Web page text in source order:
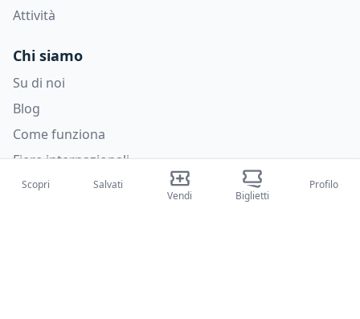
Attività
Chi siamo
Su di noi
Blog
Come funziona
Fiere internazionali
Creator Program
Scopri
Salvati
Vendi
Biglietti
Profilo